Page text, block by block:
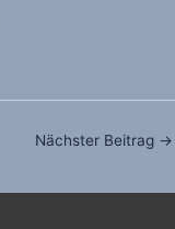
Nächster Beitrag →